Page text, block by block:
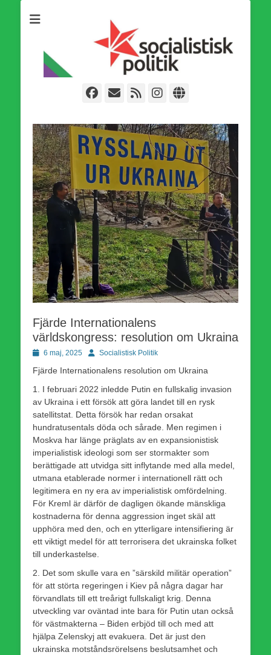
världsomfattande socialistiska Fjärde Internationalen och en viktig
tillgång i kampen för en socialistisk framtid!
Facebook
E-
Webbflöde
Instagram
Webbplats
Fjärde Internationalens
världskongress: resolution om Ukraina
Publicerad
6 maj, 2025 Författare
Socialistisk Politik
Fjärde Internationalens resolution om Ukraina
1. I februari 2022 inledde Putin en fullskalig invasion
av Ukraina i ett försök att göra landet till en rysk
satellitstat. Detta försök har redan orsakat
hundratusentals döda och sårade. Men regimen i
Moskva har länge präglats av en expansionistisk
imperialistisk ideologi som ser stormakter som
berättigade att utvidga sitt inflytande med alla medel,
utmana etablerade normer i internationell rätt och
legitimera en ny era av imperialistisk omfördelning.
För Kreml är därför de dagligen ökande mänskliga
kostnaderna för denna aggression inget skäl att
upphöra med den, och en ytterligare intensifiering är
ett viktigt medel för att terrorisera det ukrainska folket
till underkastelse.
2. Det som skulle vara en ”särskild militär operation”
för att störta regeringen i Kiev på några dagar har
förvandlats till ett treårigt fullskaligt krig. Denna
utveckling var oväntad inte bara för Putin utan också
för västmakterna – Biden erbjöd till och med att
hjälpa Zelenskyj att evakuera. Det är just den
ukrainska motståndsrörelsens beslutsamhet och